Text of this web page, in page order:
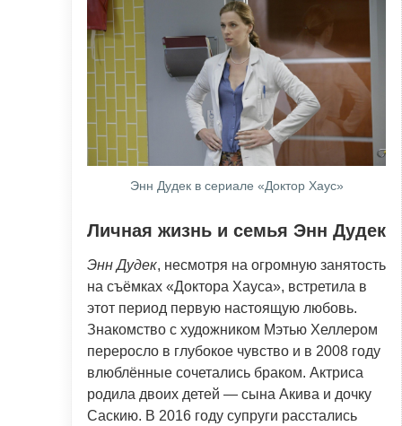
Энн Дудек в сериале «Доктор Хаус»
Личная жизнь и семья Энн Дудек
Энн Дудек, несмотря на огромную занятость
на съёмках «Доктора Хауса», встретила в
этот период первую настоящую любовь.
Знакомство с художником Мэтью Хеллером
переросло в глубокое чувство и в 2008 году
влюблённые сочетались браком. Актриса
родила двоих детей — сына Акива и дочку
Саскию. В 2016 году супруги расстались